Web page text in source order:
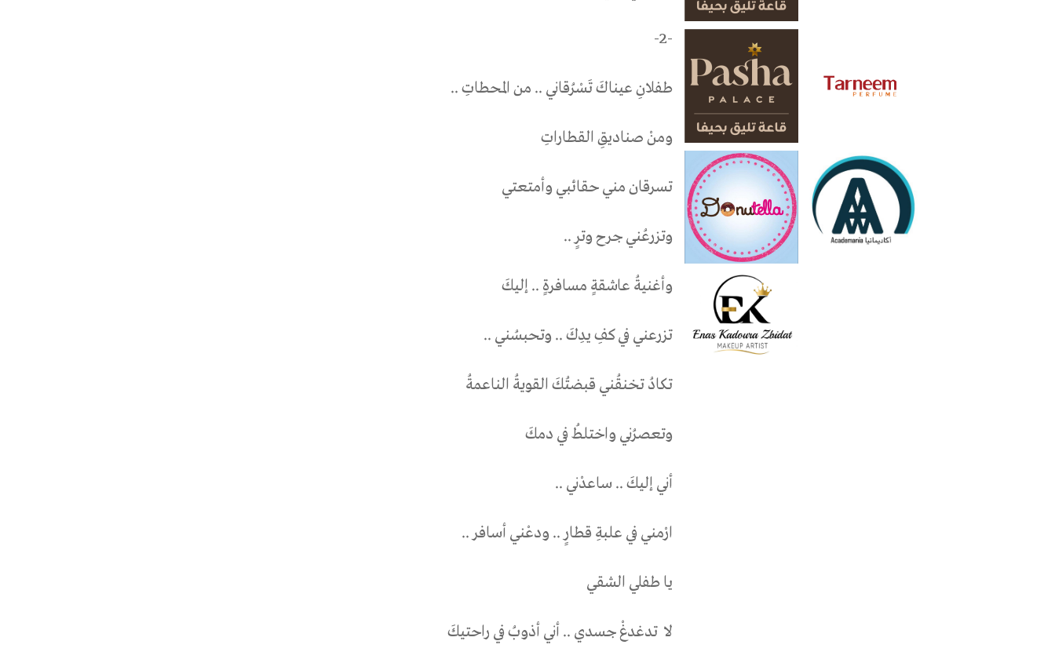
-2-
طفلانِ عيناكَ تَسْرُقاني .. من المحطاتِ ..
ومنْ صناديقِ القطاراتِ
تسرقان مني حقائبي وأمتعتي
وتزرعُني جرح وترٍ ..
وأغنيةُ عاشقةٍ مسافرةٍ .. إليكَ
تزرعني في كفِ يدِكَ .. وتحبسُني ..
تكادُ تخنقُني قبضتُكَ القويةُ الناعمةُ
وتعصرُني واختلطُ في دمكَ
أني إليكَ .. ساعدْني ..
ارْمني في علبةِ قطارٍ .. ودعْني أسافر ..
يا طفلي الشقي
لا تدغدغْ جسدي .. أني أذوبُ في راحتيكَ